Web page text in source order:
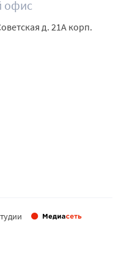
офис
д. 21А корп.